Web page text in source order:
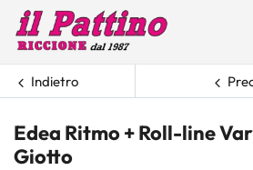
Indietro
Edea Ritmo + Roll-line
Giotto